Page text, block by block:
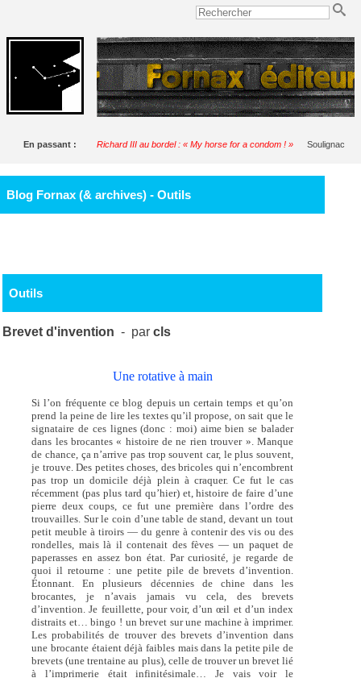
En passant : Richard III au bordel : « My horse for a condom ! » Soulignac
Blog Fornax (& archives) - Outils
Outils
Brevet d'invention - parcls
Une rotative à main
Si l’on fréquente ce blog depuis un certain temps et qu’on
prend la peine de lire les textes qu’il propose, on sait que le
signataire de ces lignes (donc : moi) aime bien se balader
dans les brocantes « histoire de ne rien trouver ». Manque
de chance, ça n’arrive pas trop souvent car, le plus souvent,
je trouve. Des petites choses, des bricoles qui n’encombrent
pas trop un domicile déjà plein à craquer. Ce fut le cas
récemment (pas plus tard qu’hier) et, histoire de faire d’une
pierre deux coups, ce fut une première dans l’ordre des
trouvailles. Sur le coin d’une table de stand, devant un tout
petit meuble à tiroirs — du genre à contenir des vis ou des
rondelles, mais là il contenait des fèves — un paquet de
paperasses en assez bon état. Par curiosité, je regarde de
quoi il retourne : une petite pile de brevets d’invention.
Étonnant. En plusieurs décennies de chine dans les
brocantes, je n’avais jamais vu cela, des brevets
d’invention. Je feuillette, pour voir, d’un œil et d’un index
distraits et… bingo ! un brevet sur une machine à imprimer.
Les probabilités de trouver des brevets d’invention dans
une brocante étaient déjà faibles mais dans la petite pile de
brevets (une trentaine au plus), celle de trouver un brevet lié
à l’imprimerie était infinitésimale… Je vais voir le